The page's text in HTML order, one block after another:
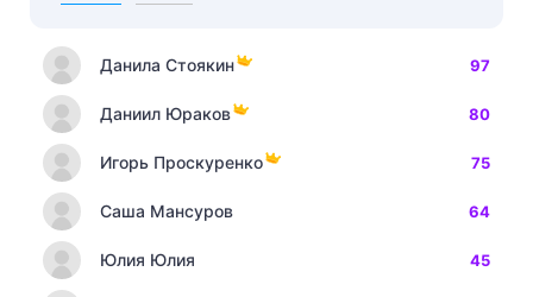
Данила Стоякин 97
Даниил Юраков 80
Игорь Проскуренко 75
Саша Мансуров 64
Юлия Юлия 45